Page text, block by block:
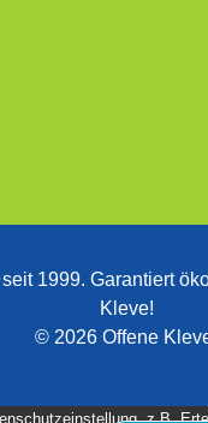
1999. ­Garantiert
Kleve!
© 2026 Offene
z.B.